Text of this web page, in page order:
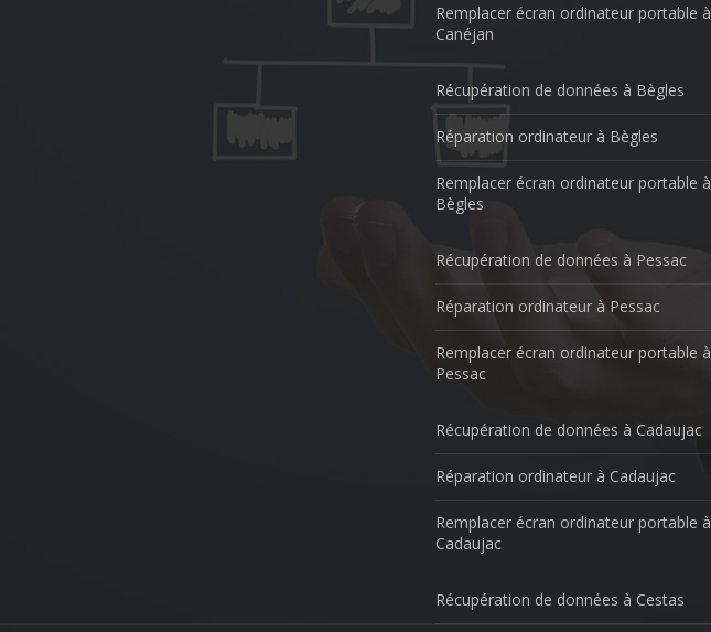
Remplacer écran ordinateur portable à
Canéjan
Récupération de données à Bègles
Réparation ordinateur à Bègles
Remplacer écran ordinateur portable à
Bègles
Récupération de données à Pessac
Réparation ordinateur à Pessac
Remplacer écran ordinateur portable à
Pessac
Récupération de données à Cadaujac
Réparation ordinateur à Cadaujac
Remplacer écran ordinateur portable à
Cadaujac
Récupération de données à Cestas